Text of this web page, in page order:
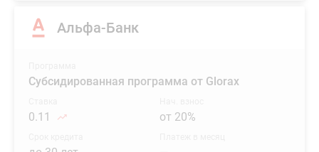
Альфа-Банк
Субсидированная программа от Glorax
0.11 от 20%